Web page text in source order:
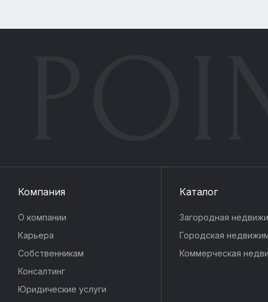
Компания
О компании
Карьера
Собственникам
Консалтинг
Юридические услуги
Каталог
Загородная
Городская
Коммерческая